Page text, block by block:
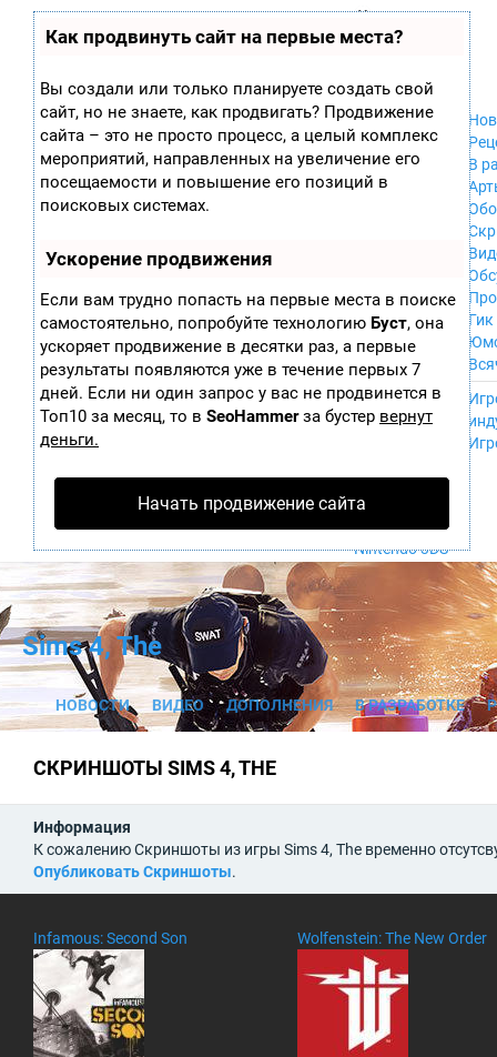
Как продвинуть сайт на первые места?
Вы создали или только планируете создать свой
сайт, но не знаете, как продвигать? Продвижение
сайта – это не просто процесс, а целый комплекс
мероприятий, направленных на увеличение его
посещаемости и повышение его позиций в
поисковых системах.
Ускорение продвижения
Если вам трудно попасть на первые места в поиске
самостоятельно, попробуйте технологию Буст, она
ускоряет продвижение в десятки раз, а первые
результаты появляются уже в течение первых 7
дней. Если ни один запрос у вас не продвинется в
Топ10 за месяц, то в SeoHammerза бустер вернут
деньги.
Начать продвижение сайта
играх
П
ла
ф
ор
м
ы
Xbox 360
Xbox
GameCube
PS2
PS3
Android
iPhone, iPod,
iPad
MacOS
Sega Mega Drive
NES
Wii U
PS4
Xbox One
Nintendo 3DS
В
Гик
Sims 4, The
НОВОСТИ ВИДЕО ДОПОЛНЕНИЯ В РАЗРАБОТКЕ
СКРИНШОТЫ SIMS 4, THE
Информация
К сожалению Скриншоты из игры Sims 4, The временно
Опубликовать Скриншоты.
Infamous: Second Son Wolfenstein: The New Order